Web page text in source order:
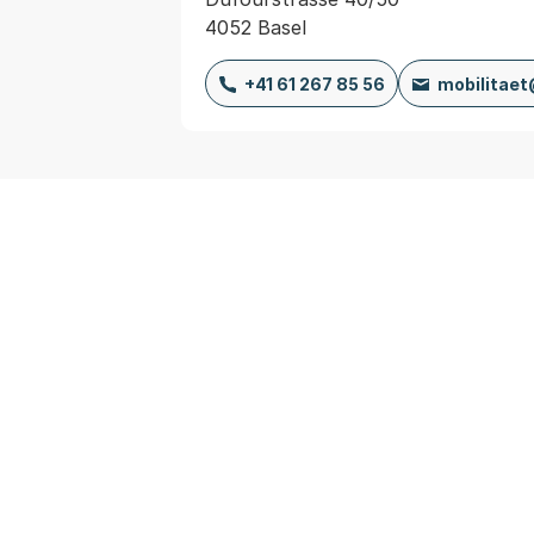
4052 Basel
+41 61 267 85 56